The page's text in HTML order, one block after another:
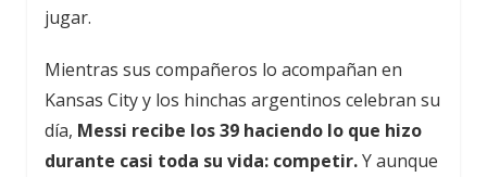
jugar.
Mientras sus compañeros lo acompañan en
Kansas City y los hinchas argentinos celebran su
día, Messi recibe los 39 haciendo lo que hizo
durante casi toda su vida: competir.Y aunque